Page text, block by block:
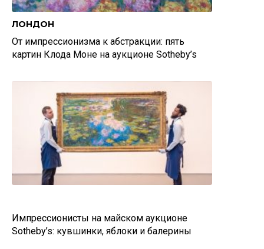
ЛОНДОН
От импрессионизма к абстракции: пять
картин Клода Моне на аукционе Sotheby’s
Импрессионисты на майском аукционе
Sotheby’s: кувшинки, яблоки и балерины